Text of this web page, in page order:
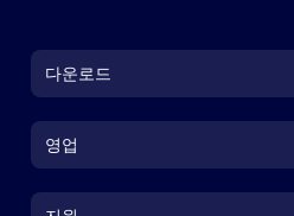
다운로드
Zoom Rooms 앱Zoom Rooms 앱
Zoom Rooms Controller
영업